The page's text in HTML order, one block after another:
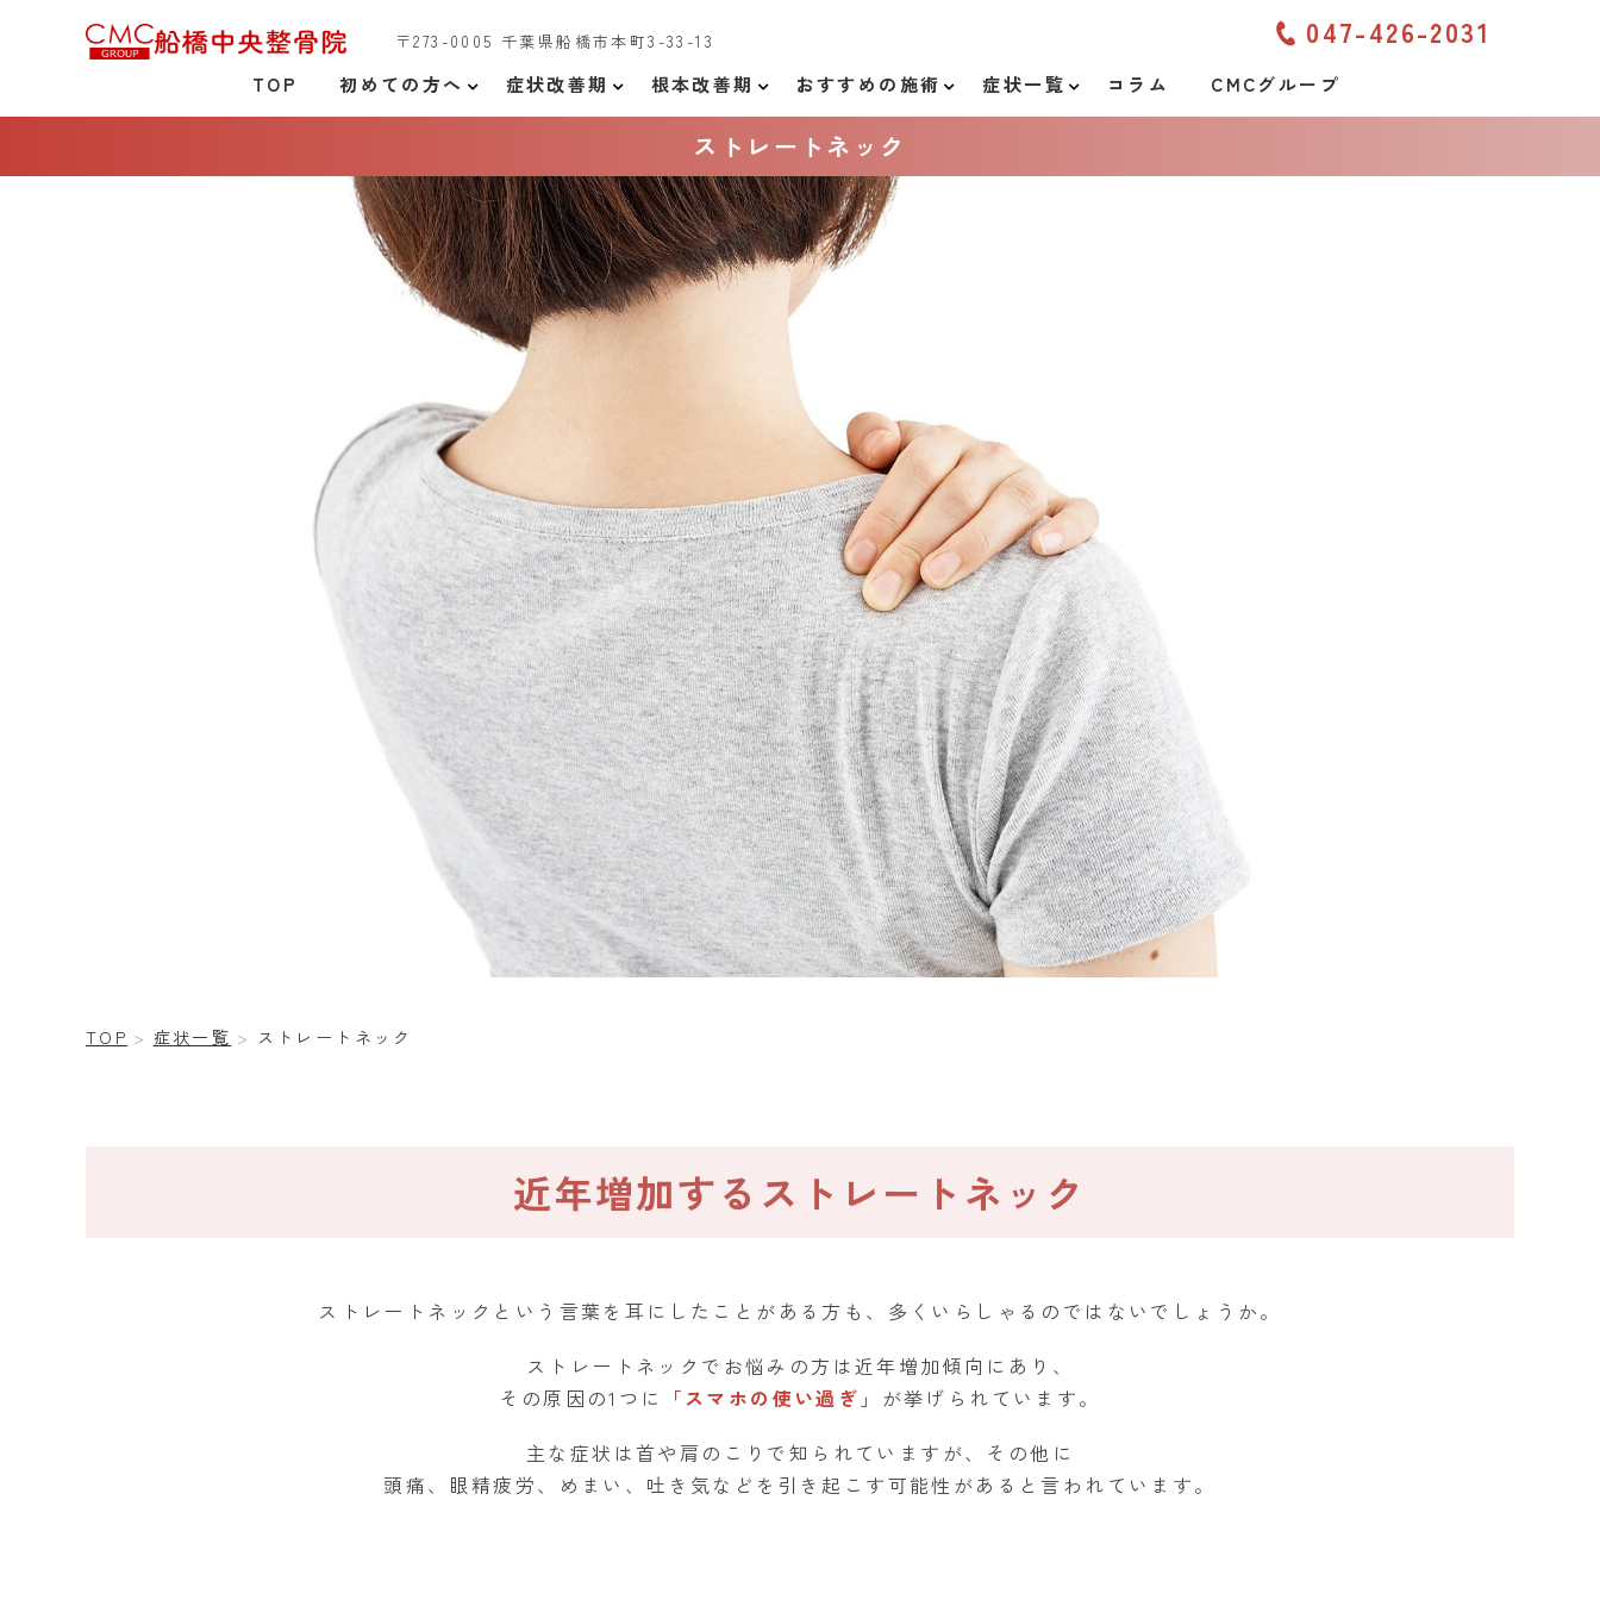
〒273-0005 千葉県船橋市本町3-33-13 047-426-2031
TOP 初めての方へ 症状改善期 根本改善期 おすすめの施術 症状一覧 コラム CMCグループ
ストレートネック
TOP 症状一覧 ストレートネック
近年増加するストレートネック
ストレートネックという言葉を耳にしたことがある方も、多くいらしゃるのではないでしょうか。
ストレートネックでお悩みの方は近年増加傾向にあり、
その原因の1つに
「スマホの使い過ぎ」 が挙げられています。
主な症状は首や肩のこりで知られていますが、その他に
頭痛、眼精疲労、めまい、吐き気などを引き起こす可能性があると言われています。